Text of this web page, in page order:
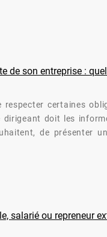
de son entreprise :
respecter certaines
dirigeant doit les
de présenter
salarié ou repreneur